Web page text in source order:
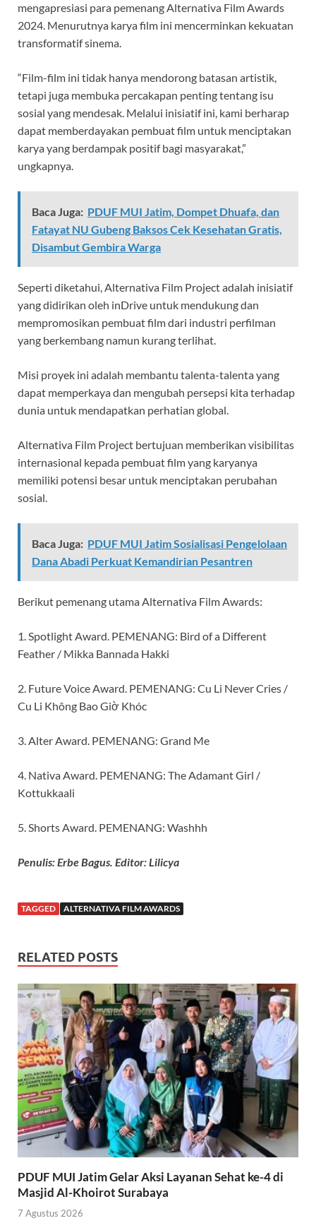
mengapresiasi para pemenang Alternativa Film Awards
2024. Menurutnya karya film ini mencerminkan kekuatan
transformatif sinema.
“Film-film ini tidak hanya mendorong batasan artistik,
tetapi juga membuka percakapan penting tentang isu
sosial yang mendesak. Melalui inisiatif ini, kami berharap
dapat memberdayakan pembuat film untuk menciptakan
karya yang berdampak positif bagi masyarakat,”
ungkapnya.
Baca Juga: PDUF MUI Jatim, Dompet Dhuafa, dan
Fatayat NU Gubeng Baksos Cek Kesehatan Gratis,
Disambut Gembira Warga
Seperti diketahui, Alternativa Film Project adalah inisiatif
yang didirikan oleh inDrive untuk mendukung dan
mempromosikan pembuat film dari industri perfilman
yang berkembang namun kurang terlihat.
Misi proyek ini adalah membantu talenta-talenta yang
dapat memperkaya dan mengubah persepsi kita terhadap
dunia untuk mendapatkan perhatian global.
Alternativa Film Project bertujuan memberikan visibilitas
internasional kepada pembuat film yang karyanya
memiliki potensi besar untuk menciptakan perubahan
sosial.
Baca Juga: PDUF MUI Jatim Sosialisasi Pengelolaan
Dana Abadi Perkuat Kemandirian Pesantren
Berikut pemenang utama Alternativa Film Awards:
1. Spotlight Award. PEMENANG: Bird of a Different
Feather / Mikka Bannada Hakki
2. Future Voice Award. PEMENANG: Cu Li Never Cries /
Cu Li Không Bao Giờ Khóc
3. Alter Award. PEMENANG: Grand Me
4. Nativa Award. PEMENANG: The Adamant Girl /
Kottukkaali
5. Shorts Award. PEMENANG: Washhh
Penulis: Erbe Bagus. Editor: Lilicya
TAGGED ALTERNATIVA FILM AWARDS
RELATED POSTS
PDUF MUI Jatim Gelar Aksi Layanan Sehat ke-4 di
Masjid Al-Khoirot Surabaya
7 Agustus 2026